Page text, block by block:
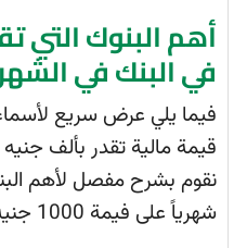
في البنك في
فيما يلي عرض سريع
قيمة مالية تقدر بألف
نقوم بشرح مفصل لأهم
شهرياً على فيمة 1000 جنيه مصري: